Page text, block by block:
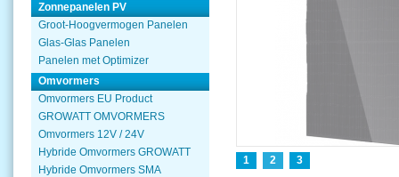
Zonnepanelen PV
Groot-Hoogvermogen Panelen
Glas-Glas Panelen
Panelen met Optimizer
Omvormers
Omvormers EU Product
GROWATT OMVORMERS
Omvormers 12V / 24V
Hybride Omvormers GROWATT
Hybride Omvormers SMA
1 2 3